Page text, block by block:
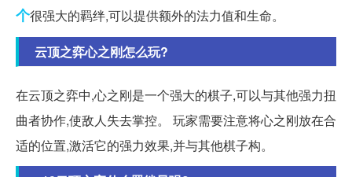
个很强大的羁绊,可以提供额外的法力值和生命。
云顶之弈心之刚怎么玩?
在云顶之弈中,心之刚是一个强大的棋子,可以与其他强力扭
曲者协作,使敌人失去掌控。 玩家需要注意将心之刚放在合
适的位置,激活它的强力效果,并与其他棋子构。